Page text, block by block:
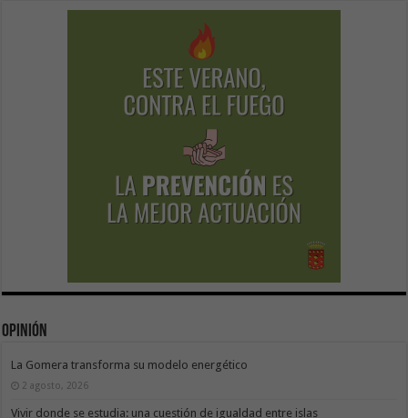
Opinión
La Gomera transforma su modelo energético
2 agosto, 2026
Vivir donde se estudia: una cuestión de igualdad entre islas